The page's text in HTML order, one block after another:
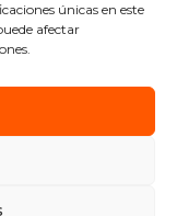
únicas en este
afectar